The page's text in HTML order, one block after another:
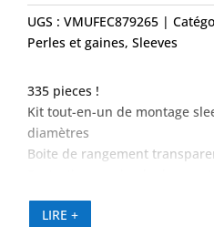
UGS :VMUFEC879265
Perles et gaines,Sleeves
335 pieces !
Kit tout-en-un de montage
diamètres
Boite de rangement
Prêt à l’emploi
LIRE +